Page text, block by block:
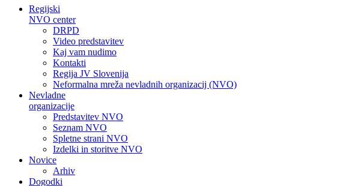
Regijski
NVO center
DRPD
Video predstavitev
Kaj vam nudimo
Kontakti
Regija JV Slovenija
Neformalna mreža nevladnih organizacij (NVO)
Nevladne
organizacije
Predstavitev NVO
Seznam NVO
Spletne strani NVO
Izdelki in storitve NVO
Novice
Arhiv
Dogodki